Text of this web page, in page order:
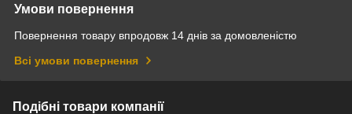
Умови повернення
Повернення товару впродовж 14 днів за домовленістю
Всі умови повернення
Подібні товари компанії